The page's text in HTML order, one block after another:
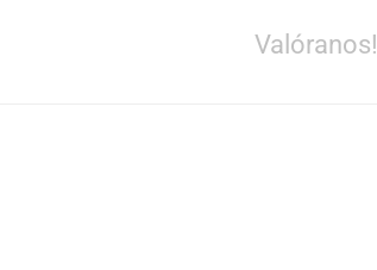
Valóranos!